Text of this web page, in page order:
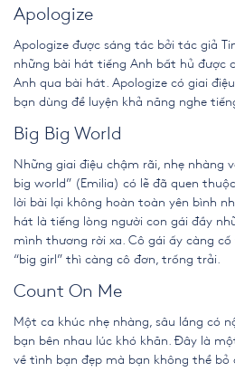
Apologize
Apologize được sáng tác bởi tác giả
những bài hát tiếng Anh bất hủ được
Anh qua bài hát. Apologize có giai
bạn dùng để luyện khả năng nghe
Big Big World
Những giai điệu chậm rãi, nhẹ nhàng
big world” (Emilia) có lẽ đã quen
lời bài lại không hoàn toàn yên bình
hát là tiếng lòng người con gái đầy
mình thương rời xa. Cô gái ấy càng
“big girl” thì càng cô đơn, trống trải.
Count On Me
Một ca khúc nhẹ nhàng, sâu lắng có
bạn bên nhau lúc khó khăn. Đây là
về tình bạn đẹp mà bạn không thể bỏ